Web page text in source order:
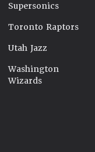
Supersonics
Toronto Raptors
Utah Jazz
Washington
Wizards